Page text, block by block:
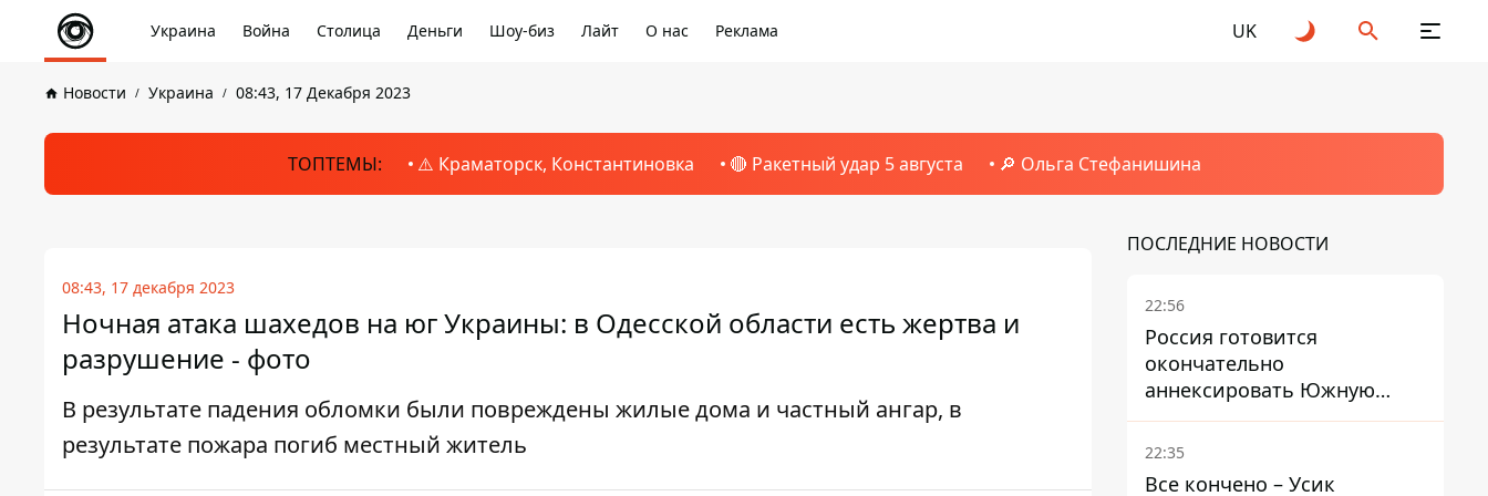
Украина Война Столица Деньги Шоу-биз Лайт О нас Реклама UK
Новости Украина 08:43, 17 Декабря 2023
ТОПТЕМЫ: ⚠️ Краматорск, Константиновка 🔴 Ракетный удар 5 августа 🔎 Ольга Стефанишина
08:43, 17 декабря 2023
Ночная атака шахедов на юг Украины: в Одесской области есть жертва и
разрушение - фото
В результате падения обломки были повреждены жилые дома и частный ангар, в
результате пожара погиб местный житель
ПОСЛЕДНИЕ НОВОСТИ
22:56
Россия готовится
окончательно
аннексировать Южную
Осетию – страны НАТО
обеспокоены
22:35
Все кончено – Усик